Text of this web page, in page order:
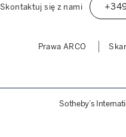
Skontaktuj się z nami
Prawa ARCO
Sotheby’s